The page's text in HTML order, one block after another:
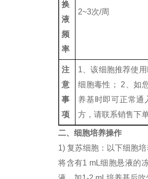
换
液
频
率
2~3次/周
注
意
事
项
1、该细胞推荐使
细胞毒性； 2、如
养基时即可正常通
方，请联系销售下
二、细胞培养操作
1) 复苏细胞：以下细胞
将含有1 mL细胞悬液的